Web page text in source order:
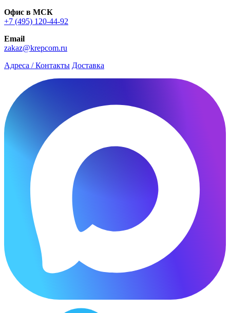
Офис в МСК
+7 (495) 120-44-92
Email
zakaz@krepcom.ru
Адреса / Контакты Доставка